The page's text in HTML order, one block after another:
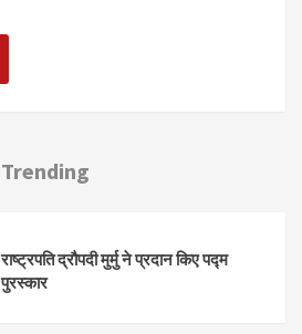
Trending
राष्ट्रपति द्रौपदी मुर्मु ने प्रदान किए पद्म
पुरस्कार